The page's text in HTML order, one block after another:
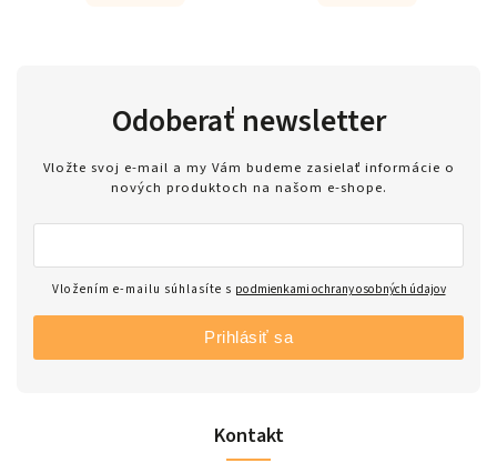
Kontakt
Odoberať newsletter
Vložte svoj e-mail a my Vám budeme zasielať informácie o
nových produktoch na našom e-shope.
Vložením e-mailu súhlasíte s podmienkami ochrany osobných údajov
Prihlásiť sa